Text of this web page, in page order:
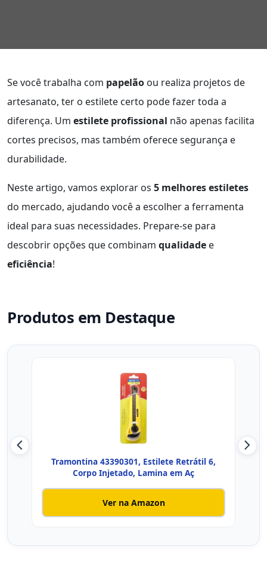
Se você trabalha com papelão ou realiza projetos de
artesanato, ter o estilete certo pode fazer toda a
diferença. Um estilete profissional não apenas facilita
cortes precisos, mas também oferece segurança e
durabilidade.
Neste artigo, vamos explorar os 5 melhores estiletes
do mercado, ajudando você a escolher a ferramenta
ideal para suas necessidades. Prepare-se para
descobrir opções que combinam qualidade e
eficiência!
Produtos em Destaque
Tramontina 43390301, Estilete Retrátil 6,
Corpo Injetado, Lamina em Aç
Ver na Amazon